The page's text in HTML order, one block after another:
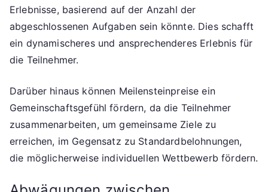
Erlebnisse, basierend auf der Anzahl der
abgeschlossenen Aufgaben sein könnte. Dies schafft
ein dynamischeres und ansprechenderes Erlebnis für
die Teilnehmer.
Darüber hinaus können Meilensteinpreise ein
Gemeinschaftsgefühl fördern, da die Teilnehmer
zusammenarbeiten, um gemeinsame Ziele zu
erreichen, im Gegensatz zu Standardbelohnungen,
die möglicherweise individuellen Wettbewerb fördern.